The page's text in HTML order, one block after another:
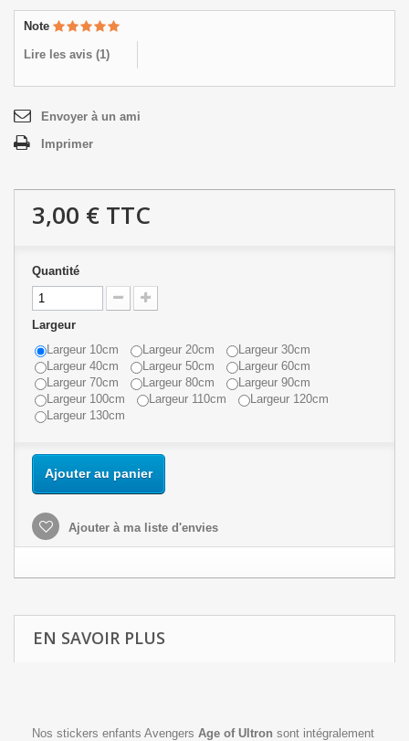
Note
Lire les avis (1)
Envoyer à un ami
Imprimer
3,00 € TTC
Quantité
Largeur
Largeur 10cm
Largeur 20cm
Largeur 30cm
Largeur 40cm
Largeur 50cm
Largeur 60cm
Largeur 70cm
Largeur 80cm
Largeur 90cm
Largeur 100cm
Largeur 110cm
Largeur 120cm
Largeur 130cm
Ajouter au panier
Ajouter à ma liste d'envies
EN SAVOIR PLUS
Nos stickers enfants Avengers Age of Ultron sont intégralement